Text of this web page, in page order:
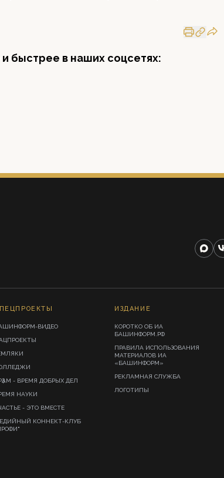
быстрее в наших соцсетях:
ВИДЕО
- ВРЕМЯ ДОБРЫХ ДЕЛ
НАУКИ
- ЭТО ВМЕСТЕ
КОННЕКТ-КЛУБ
ИЗДАНИЕ
КОРОТКО ОБ ИА
БАШИНФОРМ.РФ
ПРАВИЛА ИСПОЛЬЗОВАНИЯ
МАТЕРИАЛОВ ИА
«БАШИНФОРМ»
РЕКЛАМНАЯ СЛУЖБА
ЛОГОТИПЫ